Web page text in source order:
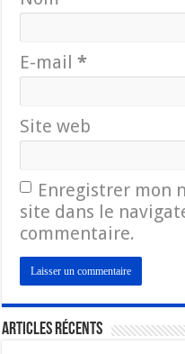
E-mail*
Site web
Enregistrer mon
site dans le
commentaire.
Articles Récents